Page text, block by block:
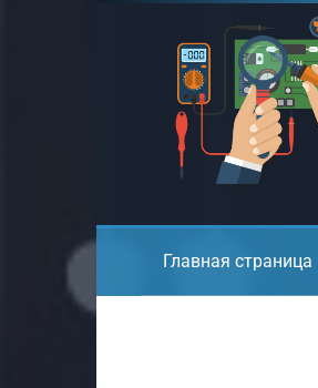
Главная страница